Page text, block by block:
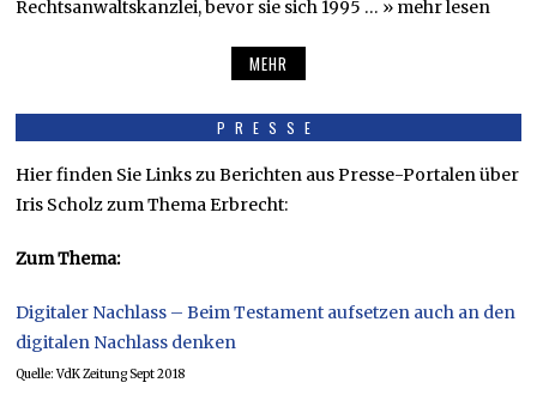
Rechtsanwaltskanzlei, bevor sie sich 1995 … » mehr lesen
MEHR
PRESSE
Hier finden Sie Links zu Berichten aus Presse-Portalen über
Iris Scholz zum Thema Erbrecht:
Zum Thema:
Digitaler Nachlass – Beim Testament aufsetzen auch an den
digitalen Nachlass denken
Quelle: VdK Zeitung Sept 2018